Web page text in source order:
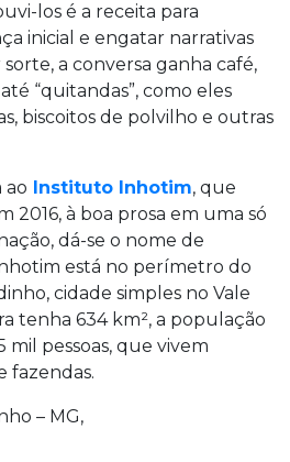
los é a receita para
inicial e engatar narrativas
a conversa ganha café,
“quitandas”, como eles
biscoitos de polvilho e outras
ao Instituto Inhotim, que
2016, à boa prosa em uma só
dá-se o nome de
está no perímetro do
cidade simples no Vale
tenha 634 km², a população
mil pessoas, que vivem
fazendas.
– MG,